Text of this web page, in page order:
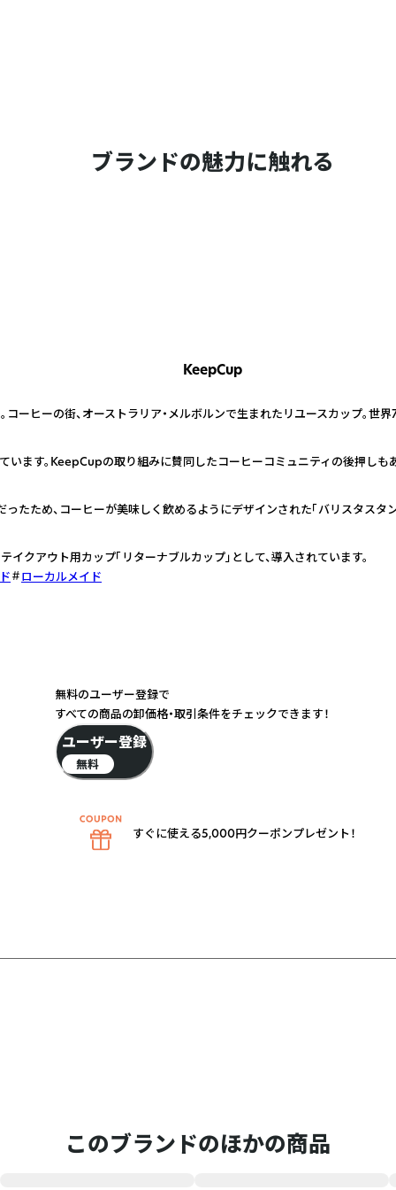
ブランドの魅力に触れる
KeepCup
ーヒーの街、オーストラリア・メルボルンで生まれたリユースカップ。世界
います。KeepCupの取り組みに賛同したコーヒーコミュニティの後押しも
たため、コーヒーが美味しく飲めるようにデザインされた「バリスタスタ
クアウト用カップ「リターナブルカップ」として、導入されています。
ローカルメイド
このブランドのほかの商品
無料のユーザー登録で
すべての商品の卸価格・取引条件をチェックできます！
ユーザー登録
無料
すぐに使える5,000円クーポンプレゼント！